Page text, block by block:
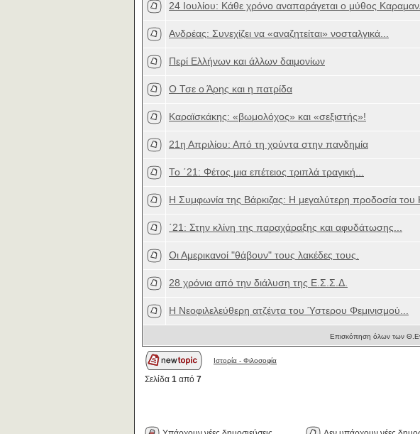
24 Ιουλίου: Κάθε χρόνο αναπαράγεται ο μύθος
Ανδρέας: Συνεχίζει να «αναζητείται» νοσταλγικά...
Περί Ελλήνων και άλλων δαιμονίων
Ο Τσε ο Άρης και η πατρίδα
Καραϊσκάκης: «βωμολόχος» και «σεξιστής»!
21η Απριλίου: Από τη χούντα στην πανδημία
Το ΄21: Φέτος μια επέτειος τριπλά τραγική...
Η Συμφωνία της Βάρκιζας: Η μεγαλύτερη προδοσία
΄21: Στην κλίνη της παραχάραξης και αφυδάτωσης...
Οι Αμερικανοί "θάβουν" τους λακέδες τους.
28 χρόνια από την διάλυση της Ε.Σ.Σ.Δ.
Η Νεοφιλελεύθερη ατζέντα του Ύστερου Φεμινισμού...
Επισκόπηση όλων των
Ιστορία - Φιλοσοφία
Σελίδα 1 από 7